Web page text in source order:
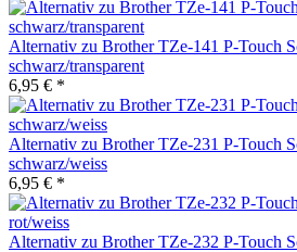
Alternativ zu Brother TZe-141 P-Touch
schwarz/transparent
6,95 € *
Alternativ zu Brother TZe-231 P-Touch
schwarz/weiss
6,95 € *
Alternativ zu Brother TZe-232 P-Touch